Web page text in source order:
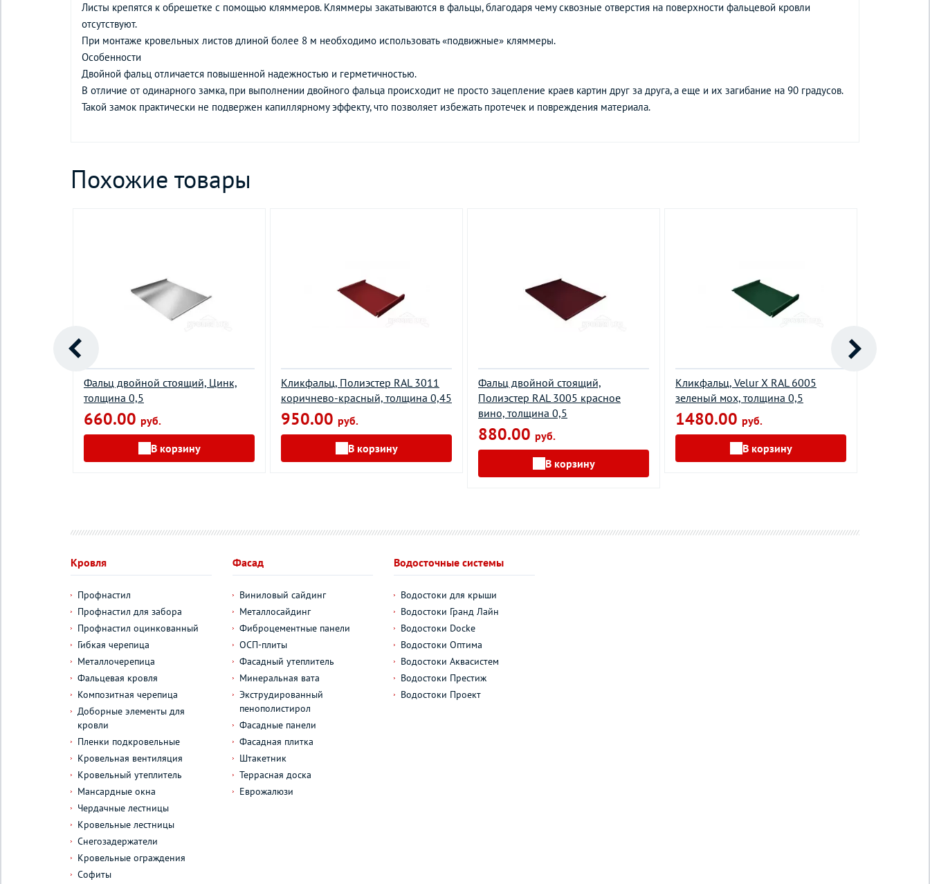
Листы крепятся к обрешетке с помощью кляммеров. Кляммеры закатываются в фальцы, благодаря чему сквозные отверстия на поверхности фальцевой кровли
отсутствуют.
При монтаже кровельных листов длиной более 8 м необходимо использовать «подвижные» кляммеры.
Особенности
Двойной фальц отличается повышенной надежностью и герметичностью.
В отличие от одинарного замка, при выполнении двойного фальца происходит не просто зацепление краев картин друг за друга, а еще и их загибание на 90 градусов.
Такой замок практически не подвержен капиллярному эффекту, что позволяет избежать протечек и повреждения материала.
Похожие товары
Фальц двойной стоящий, Цинк,
толщина 0,5
660.00 руб.
В корзину
Кликфальц, Полиэстер RAL 3011
коричнево-красный, толщина 0,45
950.00 руб.
В корзину
Фальц двойной стоящий,
Полиэстер RAL 3005 красное
вино, толщина 0,5
880.00 руб.
В корзину
Кликфальц, Velur X RAL 6005
зеленый мох, толщина 0,5
1480.00 руб.
В корзину
Кровля
Профнастил
Профнастил для забора
Профнастил оцинкованный
Гибкая черепица
Металлочерепица
Фальцевая кровля
Композитная черепица
Доборные элементы для
кровли
Пленки подкровельные
Кровельная вентиляция
Кровельный утеплитель
Мансардные окна
Чердачные лестницы
Кровельные лестницы
Снегозадержатели
Кровельные ограждения
Софиты
Фасад
Виниловый сайдинг
Металлосайдинг
Фиброцементные панели
ОСП-плиты
Фасадный утеплитель
Минеральная вата
Экструдированный
пенополистирол
Фасадные панели
Фасадная плитка
Штакетник
Террасная доска
Еврожалюзи
Водосточные системы
Водостоки для крыши
Водостоки Гранд Лайн
Водостоки Docke
Водостоки Оптима
Водостоки Аквасистем
Водостоки Престиж
Водостоки Проект